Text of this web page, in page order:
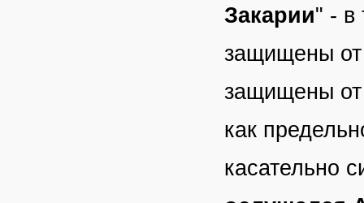
Закарии" - в
защищены от
защищены от
как
касательно